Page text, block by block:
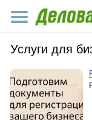
Услуги для